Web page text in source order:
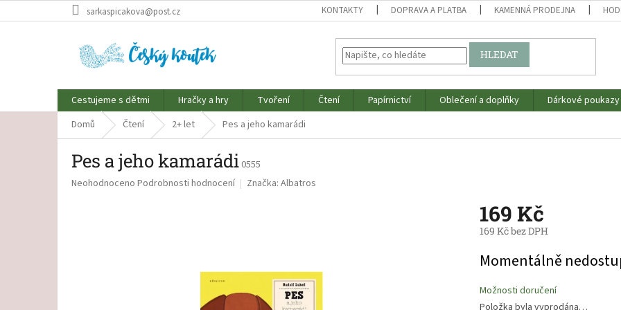
na
sarkaspicakova@post.cz KONTAKTY DOPRAVA A PLATBA KAMENNÁ PRODEJNA
HLEDAT
Cestujeme s dětmi Hračky a hry Tvoření Čtení Papírnictví Oblečení a doplňky Dárkové poukazy
Domů
Čtení 2+ let Pes a jeho kamarádi
Pes a jeho kamarádi 0555
Průměrné
Neohodnoceno Podrobnosti hodnocení Značka: Albatros
169 Kč
169 Kč bez DPH
cena:
Momentálně
Možnosti doručení